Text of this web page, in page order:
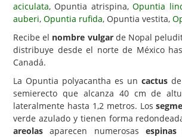
Árboles y Palmeras
Arbustos y Trepadoras
Cactus y Suculentas
aciculata, Opuntia atrispina,Opuntia
auberi, Opuntia rufida, Opuntia vestita,
Recibe el nombre vulgarde Nopal
distribuye desde el norte de México
Canadá.
La Opuntia polyacantha es un cactus
semierecto que alcanza 40 cm de
lateralmente hasta 1,2 metros. Los
verde azulado y tienen forma
areolas aparecen numerosas espinas